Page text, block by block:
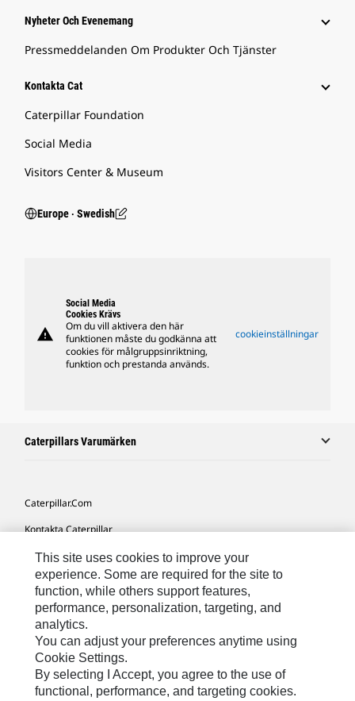
Nyheter Och Evenemang
Pressmeddelanden Om Produkter Och Tjänster
Kontakta Cat
Caterpillar Foundation
Social Media
Visitors Center & Museum
Europe ‧ Swedish
warning
Social Media
Cookies Krävs
Om du vill aktivera den här
funktionen måste du godkänna att
cookies för målgruppsinriktning,
funktion och prestanda används.
cookieinställningar
Caterpillars Varumärken
Caterpillar.com
Kontakta Caterpillar
Mina Marknadsföringspreferenser
Platskarta
Cookie Settings
Juridiskt
Sekretess
This site uses cookies to improve your
experience. Some are required for the site to
function, while others support features,
performance, personalization, targeting, and
analytics.
You can adjust your preferences anytime using
Cookie Settings.
By selecting I Accept, you agree to the use of
functional, performance, and targeting cookies.